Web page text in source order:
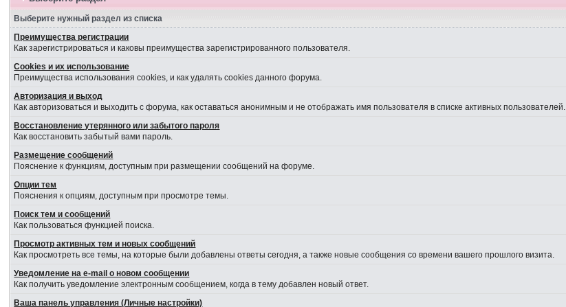
Выберите нужный раздел из списка
Преимущества регистрации
Как зарегистрироваться и каковы преимущества зарегистрированного пользователя.
Cookies и их использование
Преимущества использования cookies, и как удалять cookies данного форума.
Авторизация и выход
Как авторизоваться и выходить с форума, как оставаться анонимным и не отображать имя пользователя в списке активных пользователей.
Восстановление утерянного или забытого пароля
Как восстановить забытый вами пароль.
Размещение сообщений
Пояснение к функциям, доступным при размещении сообщений на форуме.
Опции тем
Пояснения к опциям, доступным при просмотре темы.
Поиск тем и сообщений
Как пользоваться функцией поиска.
Просмотр активных тем и новых сообщений
Как просмотреть все темы, на которые были добавлены ответы сегодня, а также новые сообщения со времени вашего прошлого визита.
Уведомление на е-mail о новом сообщении
Как получить уведомление электронным сообщением, когда в тему добавлен новый ответ.
Ваша панель управления (Личные настройки)